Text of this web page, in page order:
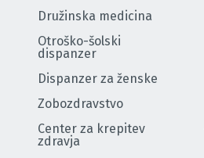
Družinska medicina
Otroško-šolski
dispanzer
Dispanzer za ženske
Zobozdravstvo
Center za krepitev
zdravja